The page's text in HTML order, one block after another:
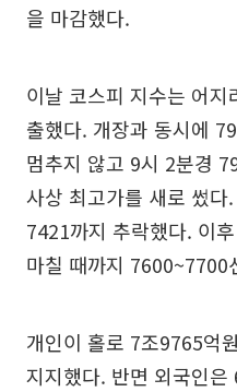
을 마감했다.
이날 코스피 지수는 어지
출했다. 개장과 동시에
멈추지 않고 9시 2분경
사상 최고가를 새로 썼
7421까지 추락했다. 이
마칠 때까지 7600~7700
개인이 홀로 7조9765억
지지했다. 반면 외국인